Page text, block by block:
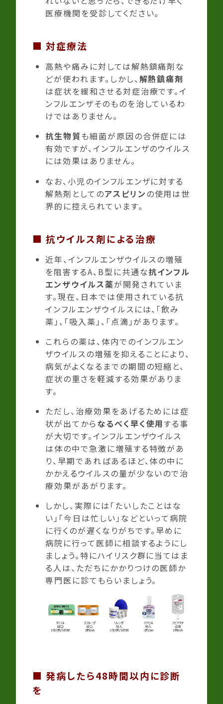
医療機関を受診してください。
■ 対症療法
高熱や痛みに対しては解熱鎮痛剤な
どが使われます。しかし、 解熱鎮痛剤
は症状を緩和させる対症治療です。イ
ンフルエンザそのものを治しているわ
けではありません。
抗生物質も細菌が原因の合併症には
有効ですが、インフルエンザのウイルス
には効果はありません。
なお、小児のインフルエンザに対する
解熱剤としてのアスピリン の使用は世
界的に控えられています。
■ 抗ウイルス剤による治療
近年、インフルエンザウイルスの増殖
を阻害するA、B型に共通な抗インフル
エンザウイルス薬が開発されていま
す。現在、日本では使用されている抗
インフルエンザウイルスには、「飲み
薬」、「吸入薬」、「点滴」があります。
これらの薬は、体内でのインフルエン
ザウイルスの増殖を抑えることにより、
病気がよくなるまでの期間の短縮と、
症状の重さを軽減する効果がありま
す。
ただし、治療効果をあげるためには症
状が出てからなるべく早く使用する事
が大切です。インフルエンザウイルス
は体の中で急激に増殖する特徴があ
り、早期であればあるほど、体の中に
かかえるウイルスの量が少ないので治
療効果があがります。
しかし、実際には「たいしたことはな
い」「今日は忙しい」などといって病院
に行くのが遅くなりがちです。早めに
病院に行って医師に相談するようにし
ましょう。特にハイリスク群に当てはま
る人は、ただちにかかりつけの医師か
専門医に診てもらいましょう。
■ 発病したら48時間以内に診断
を